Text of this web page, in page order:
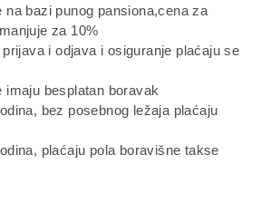
na bazi punog pansiona,cena za
za 10%
i odjava i osiguranje plaćaju se
imaju besplatan boravak
bez posebnog ležaja plaćaju
plaćaju pola boravišne takse